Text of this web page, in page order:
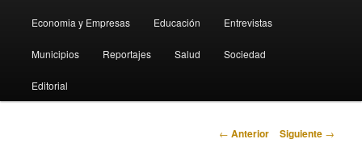
Economia y Empresas Educación Entrevistas
Municipios Reportajes Salud Sociedad
Editorial
Navegación
← Anterior Siguiente →